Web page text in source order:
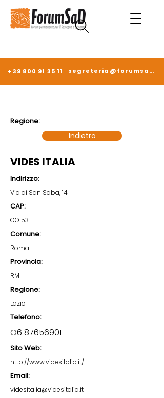
+39 800 91 35 11 segreteria@forumsad.it
Regione:
Indietro
VIDES ITALIA
Indirizzo:
Via di San Saba, 14
CAP:
OO153
Comune:
Roma
Provincia:
RM
Regione:
Lazio
Telefono:
O6 87656901
Sito Web:
http://www.videsitalia.it/
Email:
videsitalia@videsitalia.it